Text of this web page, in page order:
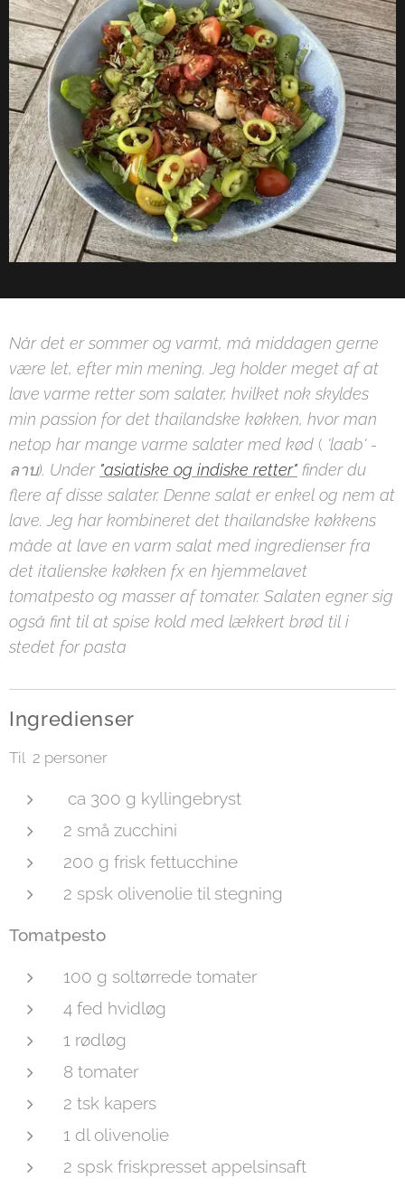
Når det er sommer og varmt, må middagen gerne
være let, efter min mening. Jeg holder meget af at
lave varme retter som salater, hvilket nok skyldes
min passion for det thailandske køkken, hvor man
netop har mange varme salater med kød ( 'laab' -
ลาบ). Under "asiatiske og indiske retter" finder du
flere af disse salater. Denne salat er enkel og nem at
lave. Jeg har kombineret det thailandske køkkens
måde at lave en varm salat med ingredienser fra
det italienske køkken fx en hjemmelavet
tomatpesto og masser af tomater. Salaten egner sig
også fint til at spise kold med lækkert brød til i
stedet for pasta
Ingredienser
Til 2 personer
ca 300 g kyllingebryst
2 små zucchini
200 g frisk fettucchine
2 spsk olivenolie til stegning
Tomatpesto
100 g soltørrede tomater
4 fed hvidløg
1 rødløg
8 tomater
2 tsk kapers
1 dl olivenolie
2 spsk friskpresset appelsinsaft